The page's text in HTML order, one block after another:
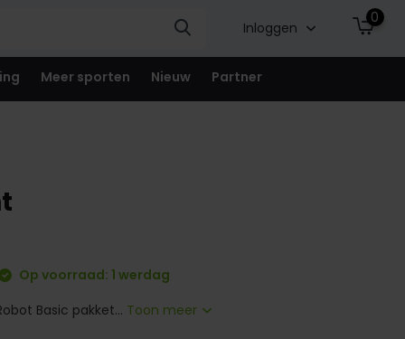
Inloggen
0
Meer sporten Nieuw Partner
Op voorraad: 1 werdag
Basic pakket... Toon meer